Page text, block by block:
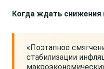
Когда ждать снижения
«Поэтапное
стабилизации